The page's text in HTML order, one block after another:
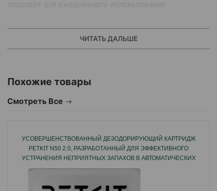
Формирование желаемого поведения.
Помощь в дрессировке.
Безопасно в доме.
Возраст: взрослые кошки и котята.
Бренд: Beaphar.
Страна производитель: Нидерланды.
ЧИТАТЬ ДАЛЬШЕ
Похожие товары
Смотреть Все
УСОВЕРШЕНСТВОВАННЫЙ ДЕЗОДОРИРУЮЩИЙ КАРТРИДЖ
PETKIT N50 2.0, РАЗРАБОТАННЫЙ ДЛЯ ЭФФЕКТИВНОГО
УСТРАНЕНИЯ НЕПРИЯТНЫХ ЗАПАХОВ В АВТОМАТИЧЕСКИХ
ТУАЛЕТАХ.